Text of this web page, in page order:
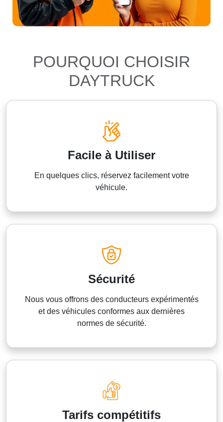
POURQUOI CHOISIR
DAYTRUCK
Facile à Utiliser
En quelques clics, réservez facilement votre
véhicule.
Sécurité
Nous vous offrons des conducteurs expérimentés
et des véhicules conformes aux dernières
normes de sécurité.
Tarifs compétitifs